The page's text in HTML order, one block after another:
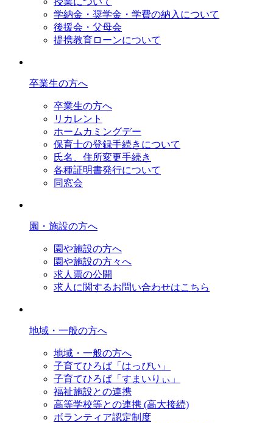
学納金・奨学金・学費の納入について
後援会・父母会
提携教育ローンについて
卒業生の方へ
卒業生の方へ
リカレント
ホームカミングデー
保育士の登録手続きについて
氏名、住所変更手続き
各種証明書発行について
同窓会
園・施設の方へ
園や施設の方へ
園や施設の方々へ
求人票の公開
求人に関するお問い合わせはこちら
地域・一般の方へ
地域・一般の方へ
子育てひろば「はっぴい」
子育てひろば「すまいりぃ」
福祉施設との連携
高等学校等との連携 (高大接続)
ボランティア認定制度